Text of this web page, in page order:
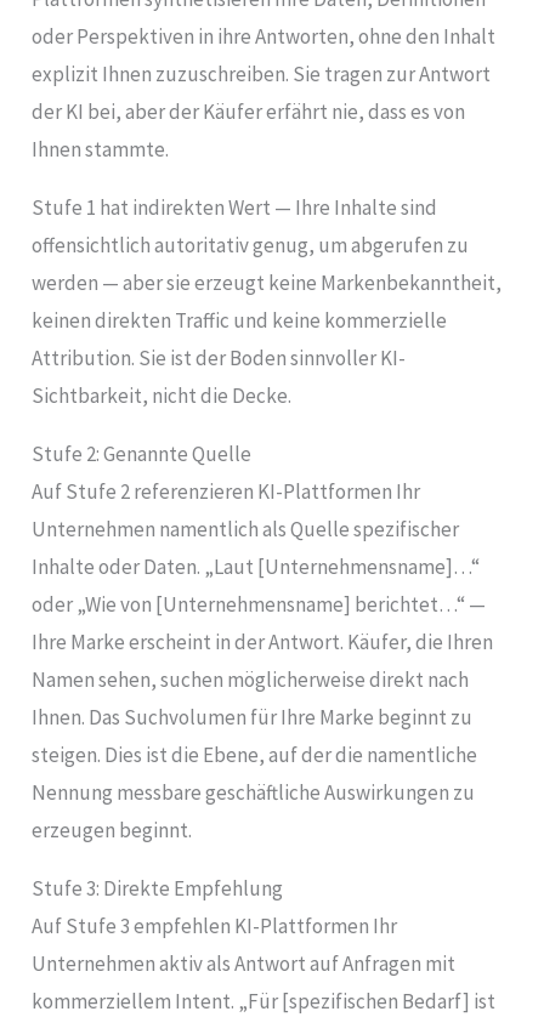
oder Perspektiven in ihre Antworten, ohne den Inhalt
explizit Ihnen zuzuschreiben. Sie tragen zur Antwort
der KI bei, aber der Käufer erfährt nie, dass es von
Ihnen stammte.
Stufe 1 hat indirekten Wert — Ihre Inhalte sind
offensichtlich autoritativ genug, um abgerufen zu
werden — aber sie erzeugt keine Markenbekanntheit,
keinen direkten Traffic und keine kommerzielle
Attribution. Sie ist der Boden sinnvoller KI-
Sichtbarkeit, nicht die Decke.
Stufe 2: Genannte Quelle
Auf Stufe 2 referenzieren KI-Plattformen Ihr
Unternehmen namentlich als Quelle spezifischer
Inhalte oder Daten. „Laut [Unternehmensname]…“
oder „Wie von [Unternehmensname] berichtet…“ —
Ihre Marke erscheint in der Antwort. Käufer, die Ihren
Namen sehen, suchen möglicherweise direkt nach
Ihnen. Das Suchvolumen für Ihre Marke beginnt zu
steigen. Dies ist die Ebene, auf der die namentliche
Nennung messbare geschäftliche Auswirkungen zu
erzeugen beginnt.
Stufe 3: Direkte Empfehlung
Auf Stufe 3 empfehlen KI-Plattformen Ihr
Unternehmen aktiv als Antwort auf Anfragen mit
kommerziellem Intent. „Für [spezifischen Bedarf] ist